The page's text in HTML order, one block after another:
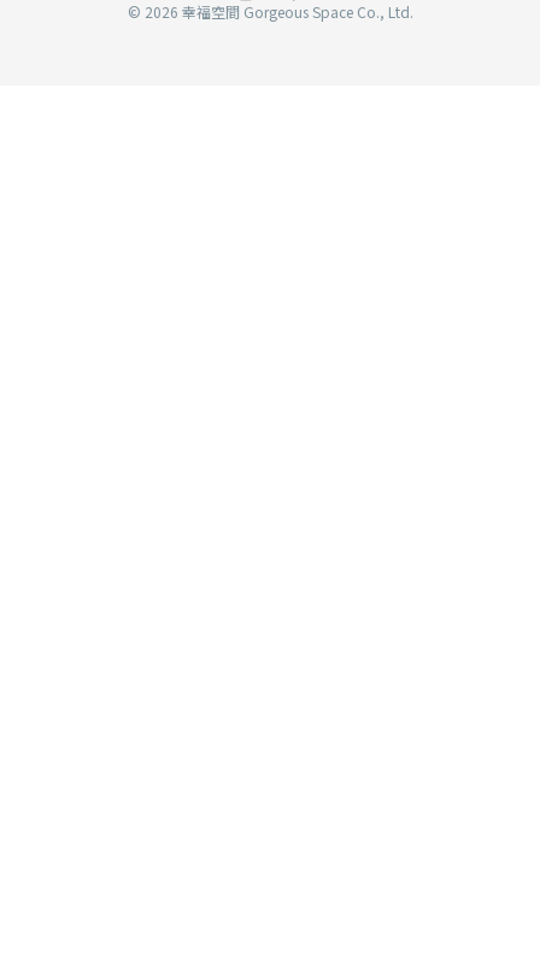
© 2026 幸福空間 Gorgeous Space Co., Ltd.